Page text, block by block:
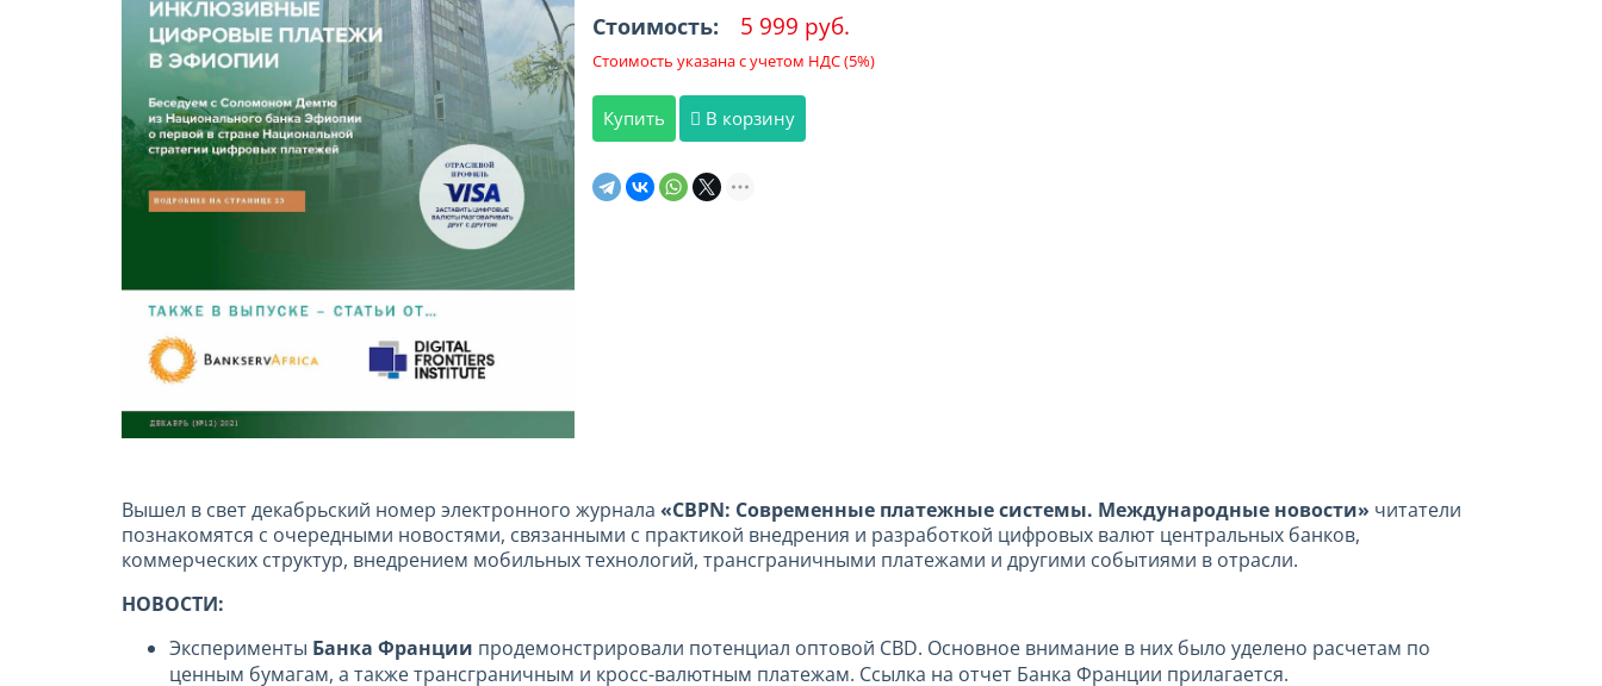
Стоимость: 5 999 руб.
Стоимость указана с учетом НДС (5%)
Купить В корзину
Вышел в свет декабрьский номер электронного журнала «CBPN: Современные платежные системы. Международные новости» читатели
познакомятся с очередными новостями, связанными с практикой внедрения и разработкой цифровых валют центральных банков,
коммерческих структур, внедрением мобильных технологий, трансграничными платежами и другими событиями в отрасли.
НОВОСТИ:
Эксперименты Банка Франции продемонстрировали потенциал оптовой CBD. Основное внимание в них было уделено расчетам по
ценным бумагам, а также трансграничным и кросс-валютным платежам. Ссылка на отчет Банка Франции прилагается.